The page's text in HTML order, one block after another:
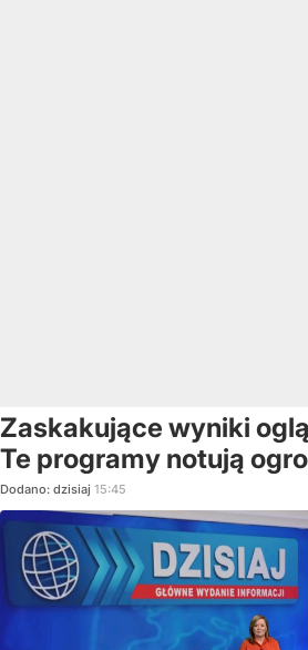
Zaskakujące wyniki
Te programy notują
Dodano: dzisiaj 15:45